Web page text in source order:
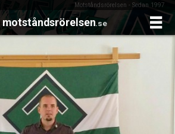
Motståndsrörelsen - Sedan 1997
motståndsrörelsen.se
to
content